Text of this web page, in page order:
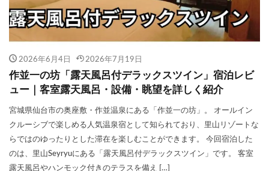
2026年6月4日 2026年7月19日
作並一の坊「露天風呂付デラックスツイン」宿泊レビ
ュー｜客室露天風呂・設備・眺望を詳しく紹介
宮城県仙台市の奥座敷・作並温泉にある「作並一の坊」。 オールイン
クルーシブで楽しめる人気温泉宿として知られており、里山リゾートな
らではのゆったりとした滞在を楽しむことができます。 今回宿泊した
のは、里山Seyryuにある「露天風呂付デラックスツイン」です。 客室
露天風呂やハンモック付きのテラスを備え […]